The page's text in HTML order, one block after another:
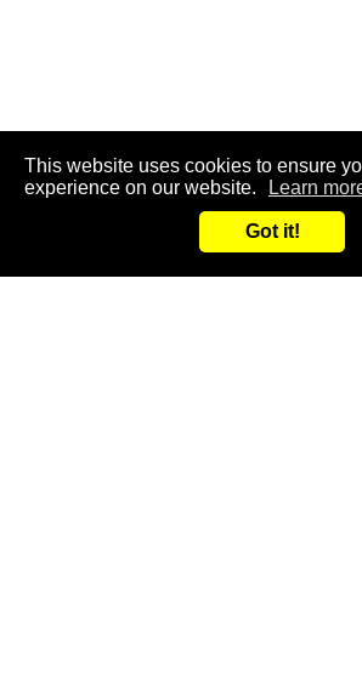
This website uses cookies to ensure
experience on our website.
Learn
Got it!